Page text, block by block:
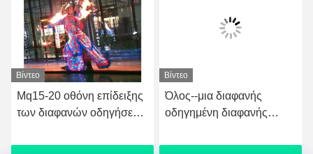
Βίντεο
Mq15-20 οθόνη επίδειξης
των διαφανών οδηγήσεων
800*1500 χιλ.
Βίντεο
Όλος--μια διαφανής
οδηγημένη διαφανής
μηχανών P0816 επίδειξης